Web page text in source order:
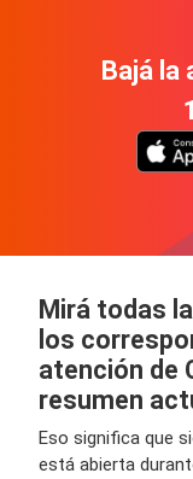
Bajá la
Mirá todas
los
atención de
resumen
Eso significa que
está abierta